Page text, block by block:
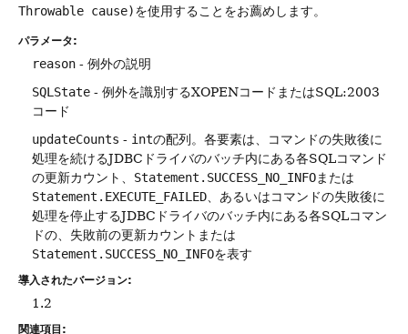
Throwable cause)を使用することをお薦めします。
パラメータ:
reason - 例外の説明
SQLState - 例外を識別するXOPENコードまたはSQL:2003
コード
updateCounts - intの配列。各要素は、コマンドの失敗後に
処理を続けるJDBCドライバのバッチ内にある各SQLコマンド
の更新カウント、 Statement.SUCCESS_NO_INFOまたは
Statement.EXECUTE_FAILED 、あるいはコマンドの失敗後に
処理を停止するJDBCドライバのバッチ内にある各SQLコマン
ドの、失敗前の更新カウントまたは
Statement.SUCCESS_NO_INFOを表す
導入されたバージョン:
1.2
関連項目: